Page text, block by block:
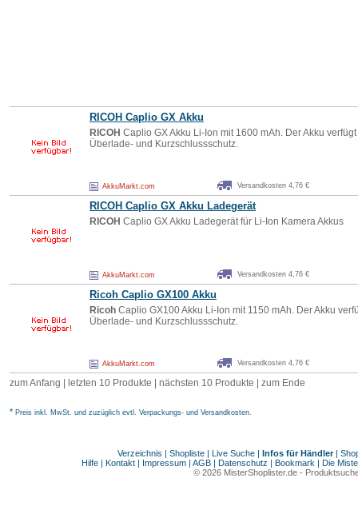
RICOH Caplio GX Akku
RICOH Caplio GX Akku Li-Ion mit 1600 mAh. Der Akku
Überlade- und Kurzschlussschutz.
AkkuMarkt.com Versandkosten 4,76 €
RICOH Caplio GX Akku Ladegerät
RICOH Caplio GX Akku Ladegerät für Li-Ion Kamera Akkus
AkkuMarkt.com Versandkosten 4,76 €
Ricoh Caplio GX100 Akku
Ricoh Caplio GX100 Akku Li-Ion mit 1150 mAh. Der Akku
Überlade- und Kurzschlussschutz.
AkkuMarkt.com Versandkosten 4,76 €
zum Anfang letzten 10 Produkte nächsten 10 Produkte zum Ende
* Preis inkl. MwSt. und zuzüglich evtl. Verpackungs- und Versandkosten.
Verzeichnis | Shopliste| Live Suche| Infos für Händler|
Hilfe | Kontakt | Impressum | AGB | Datenschutz | Bookmark | Die
© 2026 MisterShoplister.de-